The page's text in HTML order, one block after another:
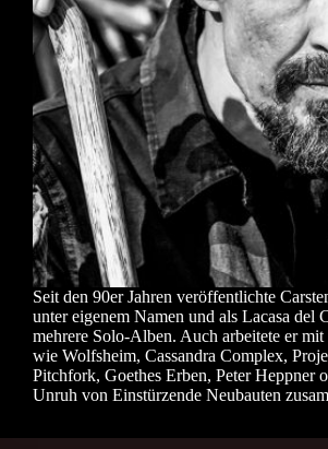
Seit den 90er Jahren veröffentlichte
unter eigenem Namen und als Lacasa del
mehrere Solo-Alben. Auch arbeitete er mit
wie Wolfsheim, Cassandra Complex,
Pitchfork, Goethes Erben, Peter Heppner
Unruh von Einstürzende Neubauten